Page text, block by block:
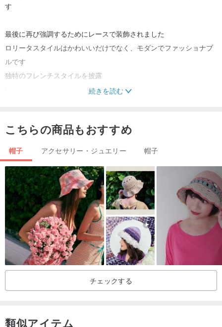
す
最後に再び強調するためにレースで装飾されました
ロリータスタイルはかわいいだけでなく、モダンでファッショナブ
ルです
独特のフレンチスタイルを披露
丸型キャップ-直径約15cm
毛糸-帽子のつばの最も長い部分を約8-10cm超えて
（手作りのためサイズが若干異なります）
後ろにダックビルクリップのデザインがあります〜
-
洋風キャップ。日本のロリータ〜他の色があります
【洋服】つまみ手作り-洋風の小さな丸い帽子。ゼファーロリータ
（レッド）
www.pinkoi.com/product/VKpMumhc
-
ガーゼの古代布を使用して〜2層の積み重ねで視覚的な3次元効果を
続きを読む
こちらの商品もおすすめ
帽子 アクセサリー・ジュエリー 帽子
チェックする
類似アイテム